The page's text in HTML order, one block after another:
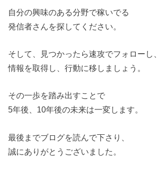
自分の興味のある分野で稼いでる
発信者さんを探してください。
そして、見つかったら速攻でフォローし、
情報を取得し、行動に移しましょう。
その一歩を踏み出すことで
5年後、10年後の未来は一変します。
最後までブログを読んで下さり、
誠にありがとうございました。